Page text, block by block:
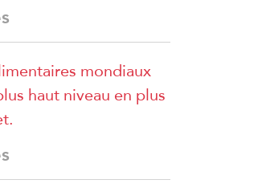
mondiaux
haut niveau en plus